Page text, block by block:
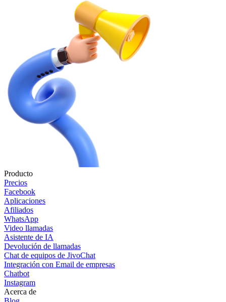
Producto
Precios
Facebook
Aplicaciones
Afiliados
WhatsApp
Video llamadas
Asistente de IA
Devolución de llamadas
Chat de equipos de JivoChat
Integración con Email de empresas
Chatbot
Instagram
Acerca de